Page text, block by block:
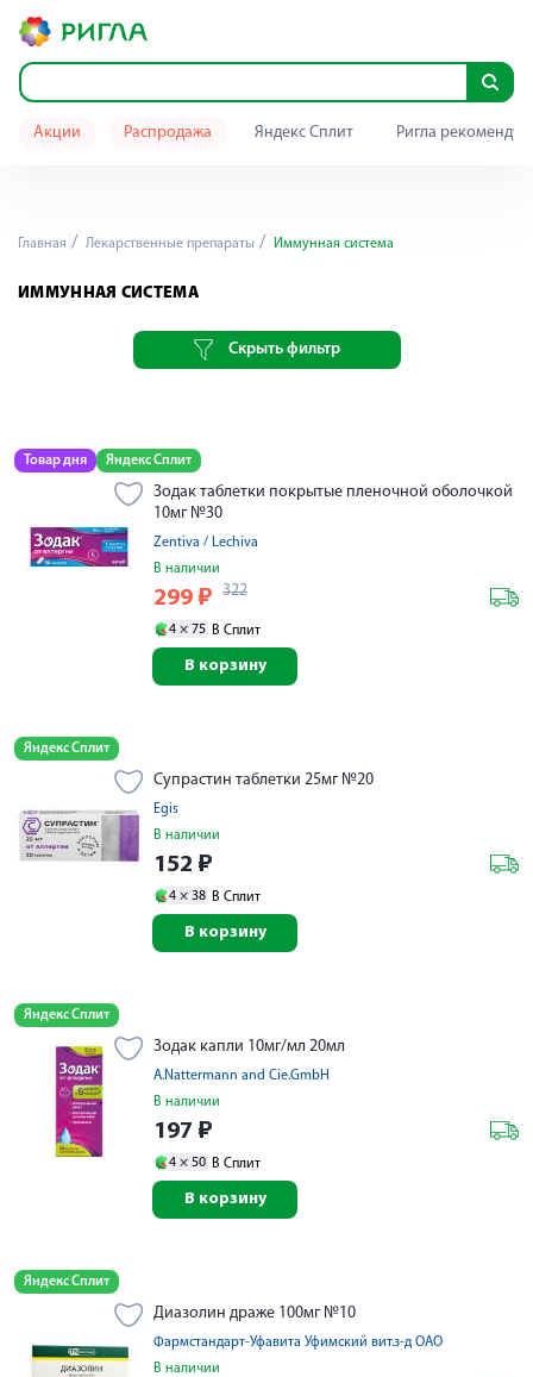
Акции Распродажа Яндекс Сплит Ригла
Главная Лекарственные препараты Иммунная система
ИММУННАЯ СИСТЕМА
Скрыть фильтр
Товар дня Яндекс Сплит
Зодак таблетки покрытые пленочной оболочкой
10мг №30
Zentiva / Lechiva
В наличии
299 ₽ 322
4 × 75 В Сплит
В корзину
Яндекс Сплит
Супрастин таблетки 25мг №20
Egis
В наличии
152 ₽
4 × 38 В Сплит
В корзину
Яндекс Сплит
Зодак капли 10мг/мл 20мл
A.Nattermann and Cie.GmbH
В наличии
197 ₽
4 × 50 В Сплит
В корзину
Яндекс Сплит
Диазолин драже 100мг №10
Фармстандарт-Уфавита Уфимский вит.з-д ОАО
В наличии